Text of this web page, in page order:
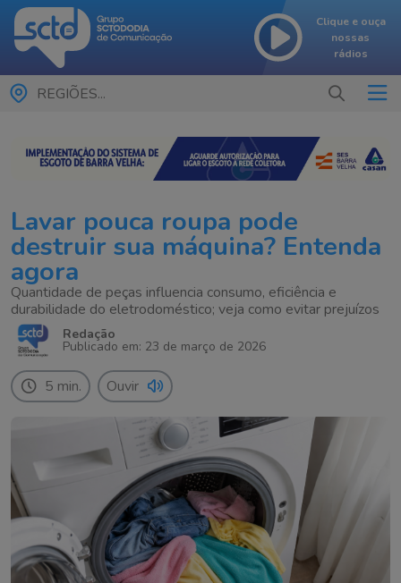
Clique e ouça
nossas
rádios
REGIÕES...
Lavar pouca roupa pode
destruir sua máquina? Entenda
agora
Quantidade de peças influencia consumo, eficiência e
durabilidade do eletrodoméstico; veja como evitar prejuízos
Redação
Publicado em: 23 de março de 2026
5 min. Ouvir